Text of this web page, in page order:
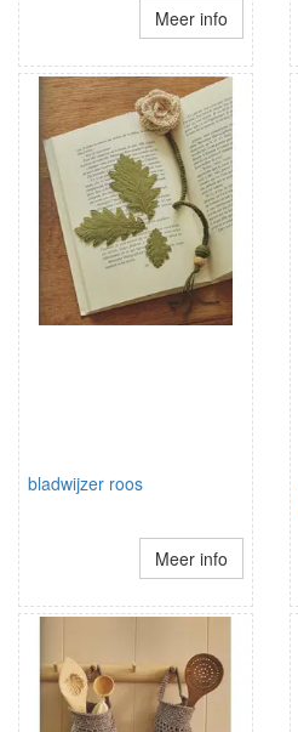
Meer info
bladwijzer roos
Meer info